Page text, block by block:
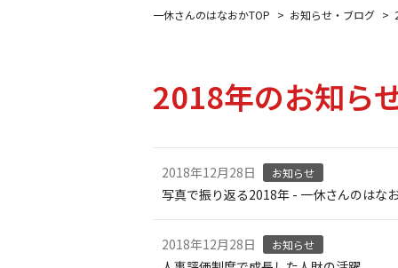
一休さんのはなおかTOP お知らせ・ブログ
2018年のお知ら
2018年12月28日 お知らせ
写真で振り返る2018年 - 一休さんのはな
2018年12月28日 お知らせ